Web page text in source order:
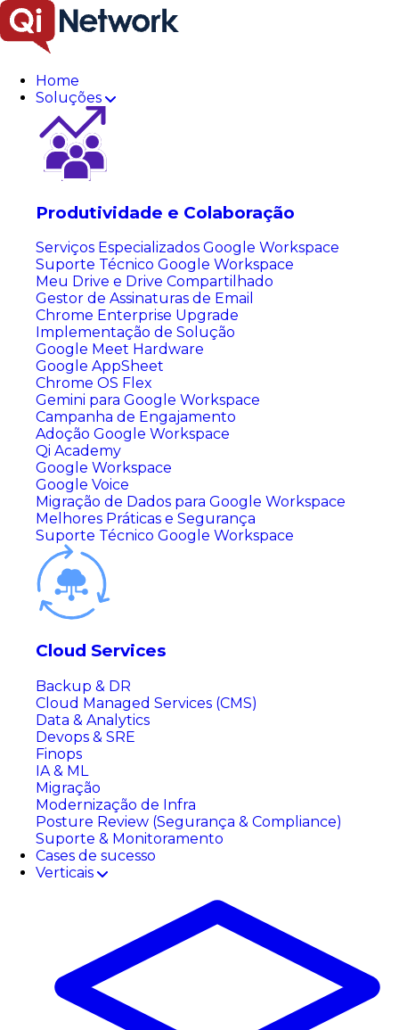
Pular
para
o
Home
Soluções
Produtividade e Colaboração
Serviços Especializados Google Workspace
Suporte Técnico Google Workspace
Meu Drive e Drive Compartilhado
Gestor de Assinaturas de Email
Chrome Enterprise Upgrade
Implementação de Solução
Google Meet Hardware
Google AppSheet
Chrome OS Flex
Gemini para Google Workspace
Campanha de Engajamento
Adoção Google Workspace
Qi Academy
Google Workspace
Google Voice
Migração de Dados para Google Workspace
Melhores Práticas e Segurança
Suporte Técnico Google Workspace
Cloud Services
Backup & DR
Cloud Managed Services (CMS)
Data & Analytics
Devops & SRE
Finops
IA & ML
Migração
Modernização de Infra
Posture Review (Segurança & Compliance)
Suporte & Monitoramento
Cases de sucesso
Verticais
Soluções Cloud
Produtividade e Colaboração
Transforme seu negócio com a Engenharia de Dados
Transforme seu negócio com a Engenharia de Dados
Data & Analytics
Extraia insights valiosos dos seus dados com soluções